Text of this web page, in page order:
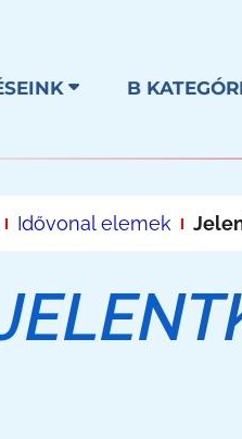
B
Idővonal elemek